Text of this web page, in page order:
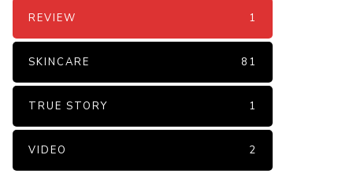
REVIEW 1
SKINCARE 81
TRUE STORY 1
VIDEO 2